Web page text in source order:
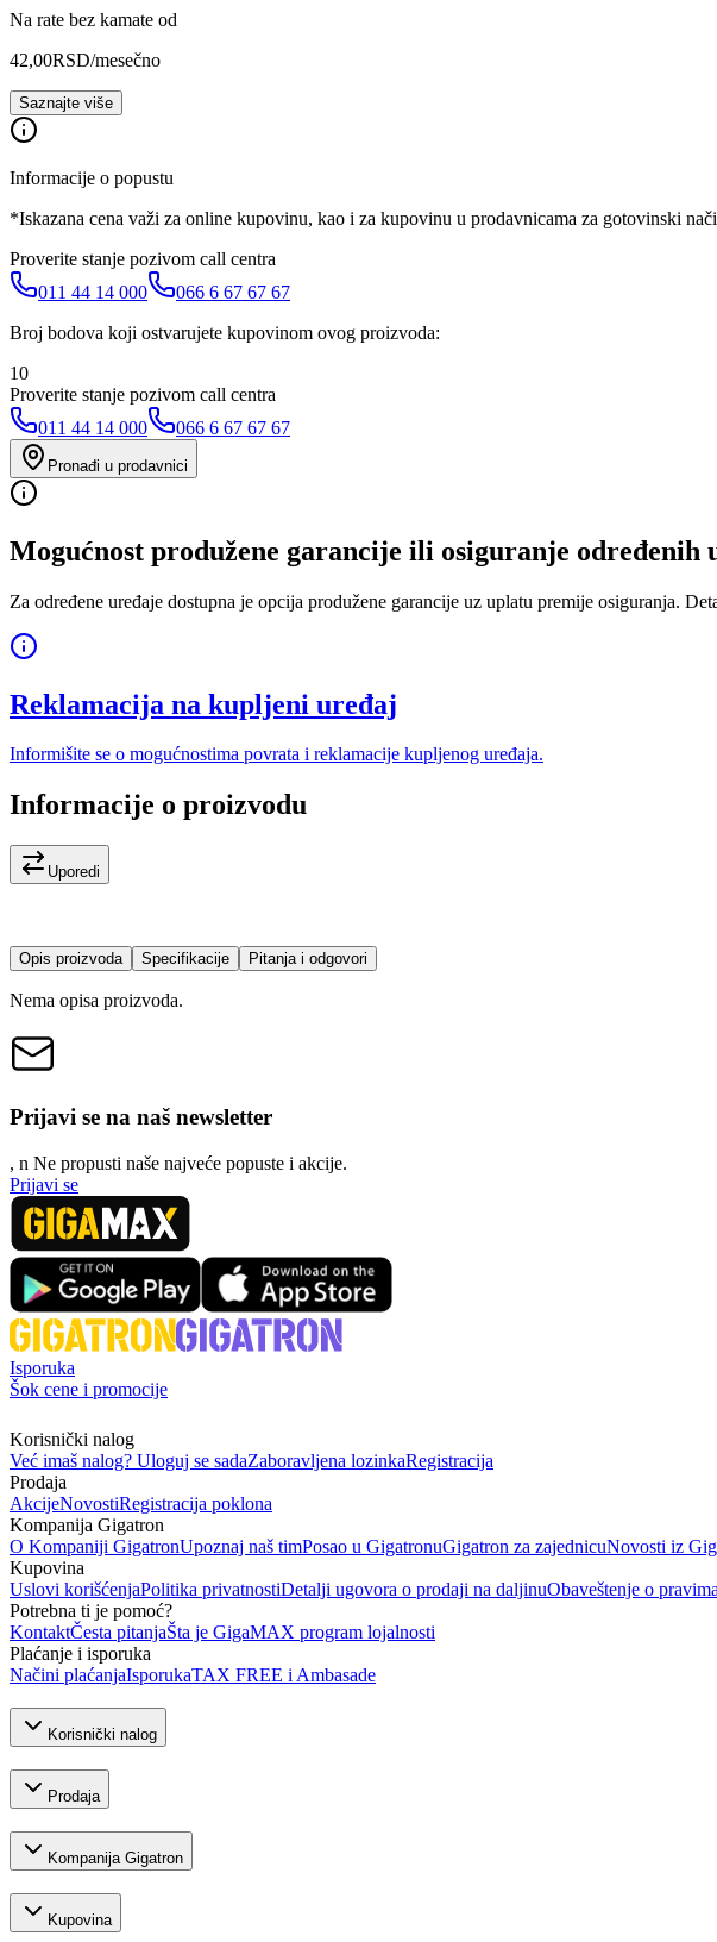
Na rate bez kamate od
42,00RSD/mesečno
Saznajte više
Informacije o popustu
*Iskazana cena važi za online kupovinu, kao i za kupovinu u prodavnicama za gotovinski
Proverite stanje pozivom call centra
011 44 14 000
066 6 67 67 67
Broj bodova koji ostvarujete kupovinom ovog proizvoda:
10
Proverite stanje pozivom call centra
011 44 14 000
066 6 67 67 67
Pronađi u prodavnici
Mogućnost produžene garancije ili osiguranje određenih
Za određene uređaje dostupna je opcija produžene garancije uz uplatu premije osiguranja.
Reklamacija na kupljeni uređaj
Informišite se o mogućnostima povrata i reklamacije kupljenog uređaja.
Informacije o proizvodu
Uporedi
Opis proizvoda Specifikacije Pitanja i odgovori
Nema opisa proizvoda.
Prijavi se na naš newsletter
, n Ne propusti naše najveće popuste i akcije.
Prijavi se
Isporuka
Šok cene i promocije
Korisnički nalog
Već imaš nalog? Uloguj se sadaZaboravljena lozinkaRegistracija
Prodaja
AkcijeNovostiRegistracija poklona
Kompanija Gigatron
O Kompaniji GigatronUpoznaj naš timPosao u GigatronuGigatron za zajednicuNovosti iz
Kupovina
Uslovi korišćenjaPolitika privatnostiDetalji ugovora o prodaji na daljinuObaveštenje o
Potrebna ti je pomoć?
KontaktČesta pitanjaŠta je GigaMAX program lojalnosti
Plaćanje i isporuka
Načini plaćanjaIsporukaTAX FREE i Ambasade
Korisnički nalog
Prodaja
Kompanija Gigatron
Kupovina